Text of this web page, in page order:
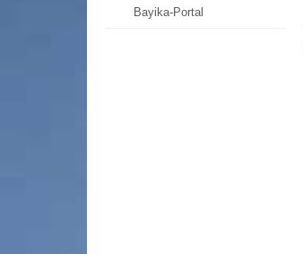
Bayika-Portal